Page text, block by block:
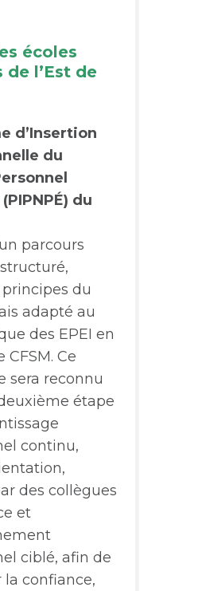
écoles
l’Est de
d’Insertion
du
du
parcours
du
adapté au
des EPEI en
Ce
sera reconnu
étape
continu,
des collègues
et
ciblé, afin de
confiance,